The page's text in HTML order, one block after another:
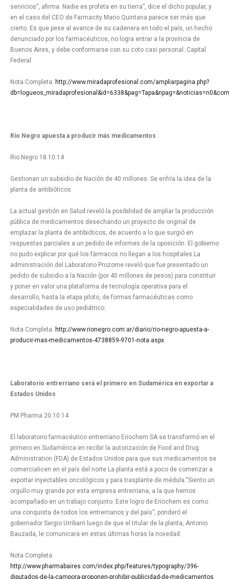
servicios”, afirma. Nadie es profeta en su tierra”, dice el dicho popular, y
en el caso del CEO de Farmacity Mario Quintana parece ser más que
cierto. Es que pese al avance de su cadenera en todo el país, un hecho
denunciado por los farmacéuticos, no logra entrar a la provincia de
Buenos Aires, y debe conformarse con su coto casi personal: Capital
Federal.
Nota Completa: http://www.miradaprofesional.com/ampliarpagina.php?
Río Negro apuesta a producir más medicamentos
Rio Negro 18.10.14
Gestionan un subsidio de Nación de 40 millones. Se enfría la idea de la
planta de antibióticos.
La actual gestión en Salud reveló la posibilidad de ampliar la producción
pública de medicamentos desechando un proyecto de original de
emplazar la planta de antibióticos, de acuerdo a lo que surgió en
respuestas parciales a un pedido de informes de la oposición. El gobierno
no pudo explicar por qué los fármacos no llegan a los hospitales.La
administración del Laboratorio Prozome reveló que fue presentado un
pedido de subsidio a la Nación (por 40 millones de pesos) para constituir
y poner en valor una plataforma de tecnología operativa para el
desarrollo, hasta la etapa piloto, de formas farmacéuticas como
especialidades de uso pediátrico.
Nota Completa: http://www.rionegro.com.ar/diario/rio-negro-apuesta-a-
producir-mas-medicamentos-4738859-9701-nota.aspx
Laboratorio entrerriano será el primero en Sudamérica en exportar a
Estados Unidos
PM Pharma 20.10.14
El laboratorio farmacéutico entrerriano Eriochem SA se transformó en el
primero en Sudamérica en recibir la autorización de Food and Drug
Administration (FDA) de Estados Unidos para que sus medicamentos se
comercialicen en el país del norte La planta está a poco de comenzar a
exportar inyectables oncológicos y para trasplante de médula.“Siento un
orgullo muy grande por esta empresa entrerriana, a la que hemos
acompañado en un trabajo conjunto. Este logro de Eriochem es como
una conquista de todos los entrerrianos y del país”, ponderó el
gobernador Sergio Urribarri luego de que el titular de la planta, Antonio
Bauzada, le comunicara en estas últimas horas la novedad.
Nota Completa:
http://www.pharmabaires.com/index.php/features/typography/396-
diputados-de-la-campora-proponen-prohibir-publicidad-de-medicamentos